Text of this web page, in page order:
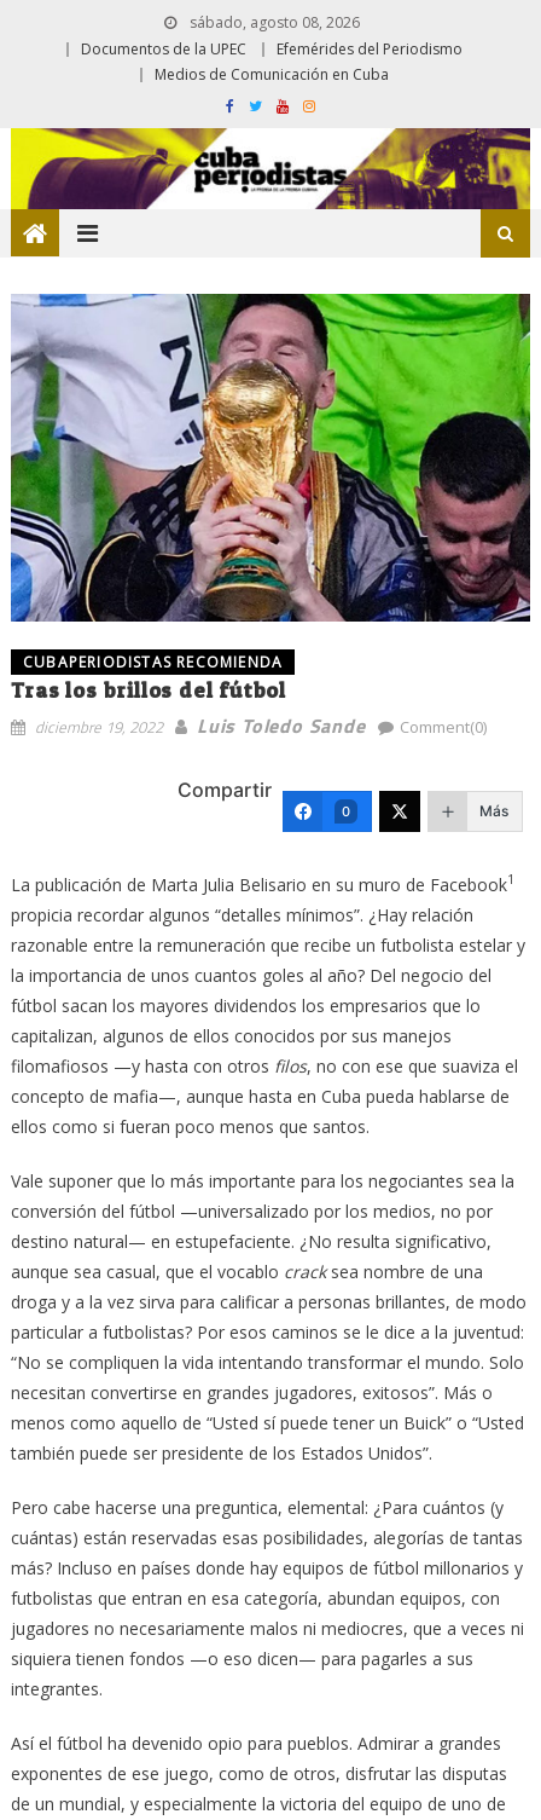
sábado, agosto 08, 2026
Documentos de la UPEC
Efemérides del Periodismo
Medios de Comunicación en Cuba
CUBAPERIODISTAS RECOMIENDA
Tras los brillos del fútbol
diciembre 19, 2022 Luis Toledo Sande Comment(0)
Compartir
0 Más
La publicación de Marta Julia Belisario en su muro de Facebook1
propicia recordar algunos “detalles mínimos”. ¿Hay relación
razonable entre la remuneración que recibe un futbolista estelar y
la importancia de unos cuantos goles al año? Del negocio del
fútbol sacan los mayores dividendos los empresarios que lo
capitalizan, algunos de ellos conocidos por sus manejos
filomafiosos —y hasta con otros filos, no con ese que suaviza el
concepto de mafia—, aunque hasta en Cuba pueda hablarse de
ellos como si fueran poco menos que santos.
Vale suponer que lo más importante para los negociantes sea la
conversión del fútbol —universalizado por los medios, no por
destino natural— en estupefaciente. ¿No resulta significativo,
aunque sea casual, que el vocablo cracksea nombre de una
droga y a la vez sirva para calificar a personas brillantes, de modo
particular a futbolistas? Por esos caminos se le dice a la juventud:
“No se compliquen la vida intentando transformar el mundo. Solo
necesitan convertirse en grandes jugadores, exitosos”. Más o
menos como aquello de “Usted sí puede tener un Buick” o “Usted
también puede ser presidente de los Estados Unidos”.
Pero cabe hacerse una preguntica, elemental: ¿Para cuántos (y
cuántas) están reservadas esas posibilidades, alegorías de tantas
más? Incluso en países donde hay equipos de fútbol millonarios y
futbolistas que entran en esa categoría, abundan equipos, con
jugadores no necesariamente malos ni mediocres, que a veces ni
siquiera tienen fondos —o eso dicen— para pagarles a sus
integrantes.
Así el fútbol ha devenido opio para pueblos. Admirar a grandes
exponentes de ese juego, como de otros, disfrutar las disputas
de un mundial, y especialmente la victoria del equipo de uno de